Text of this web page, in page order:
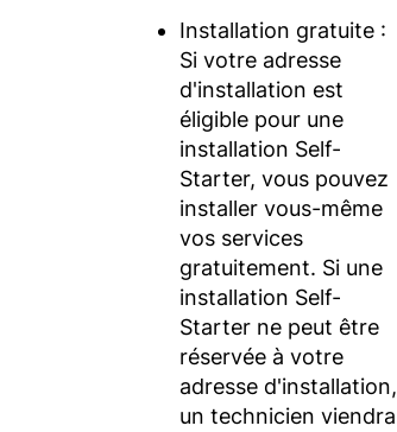
Installation gratuite :
Si votre adresse
d'installation est
éligible pour une
installation Self-
Starter, vous pouvez
installer vous-même
vos services
gratuitement. Si une
installation Self-
Starter ne peut être
réservée à votre
adresse d'installation,
un technicien viendra